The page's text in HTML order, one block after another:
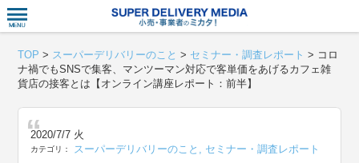
TOP > スーパーデリバリーのこと > セミナー・調査レポート > コロ
ナ禍でもSNSで集客、マンツーマン対応で客単価をあげるカフェ雑
貨店の接客とは【オンライン講座レポート：前半】
2020/7/7 火
カテゴリ： スーパーデリバリーのこと , セミナー・調査レポート